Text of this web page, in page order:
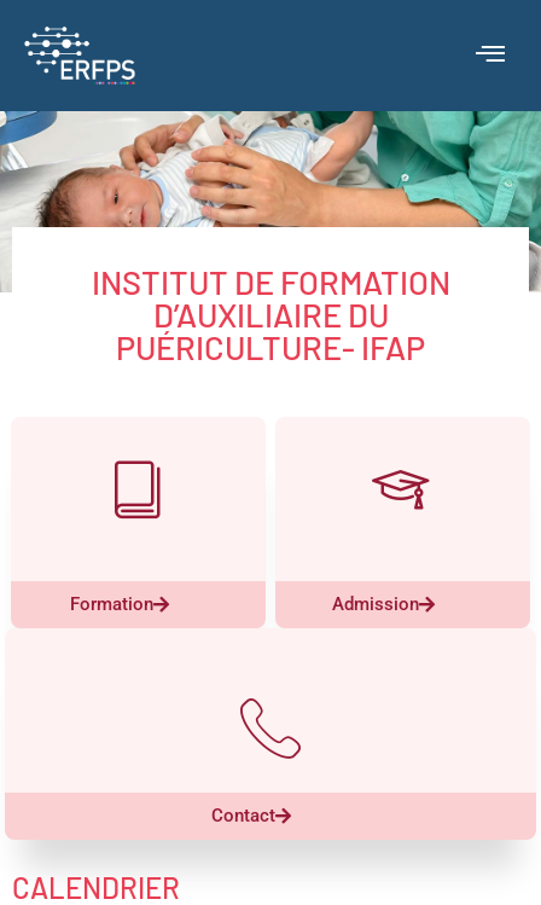
INSTITUT DE FORMATION
D’AUXILIAIRE DU
PUÉRICULTURE- IFAP
Formation Admission
Contact
CALENDRIER